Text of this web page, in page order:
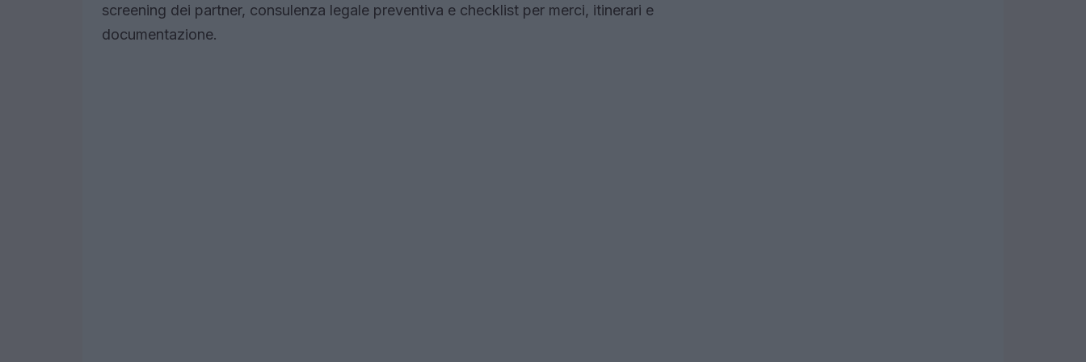
screening dei partner, consulenza legale preventiva e checklist per merci, itinerari e
documentazione.